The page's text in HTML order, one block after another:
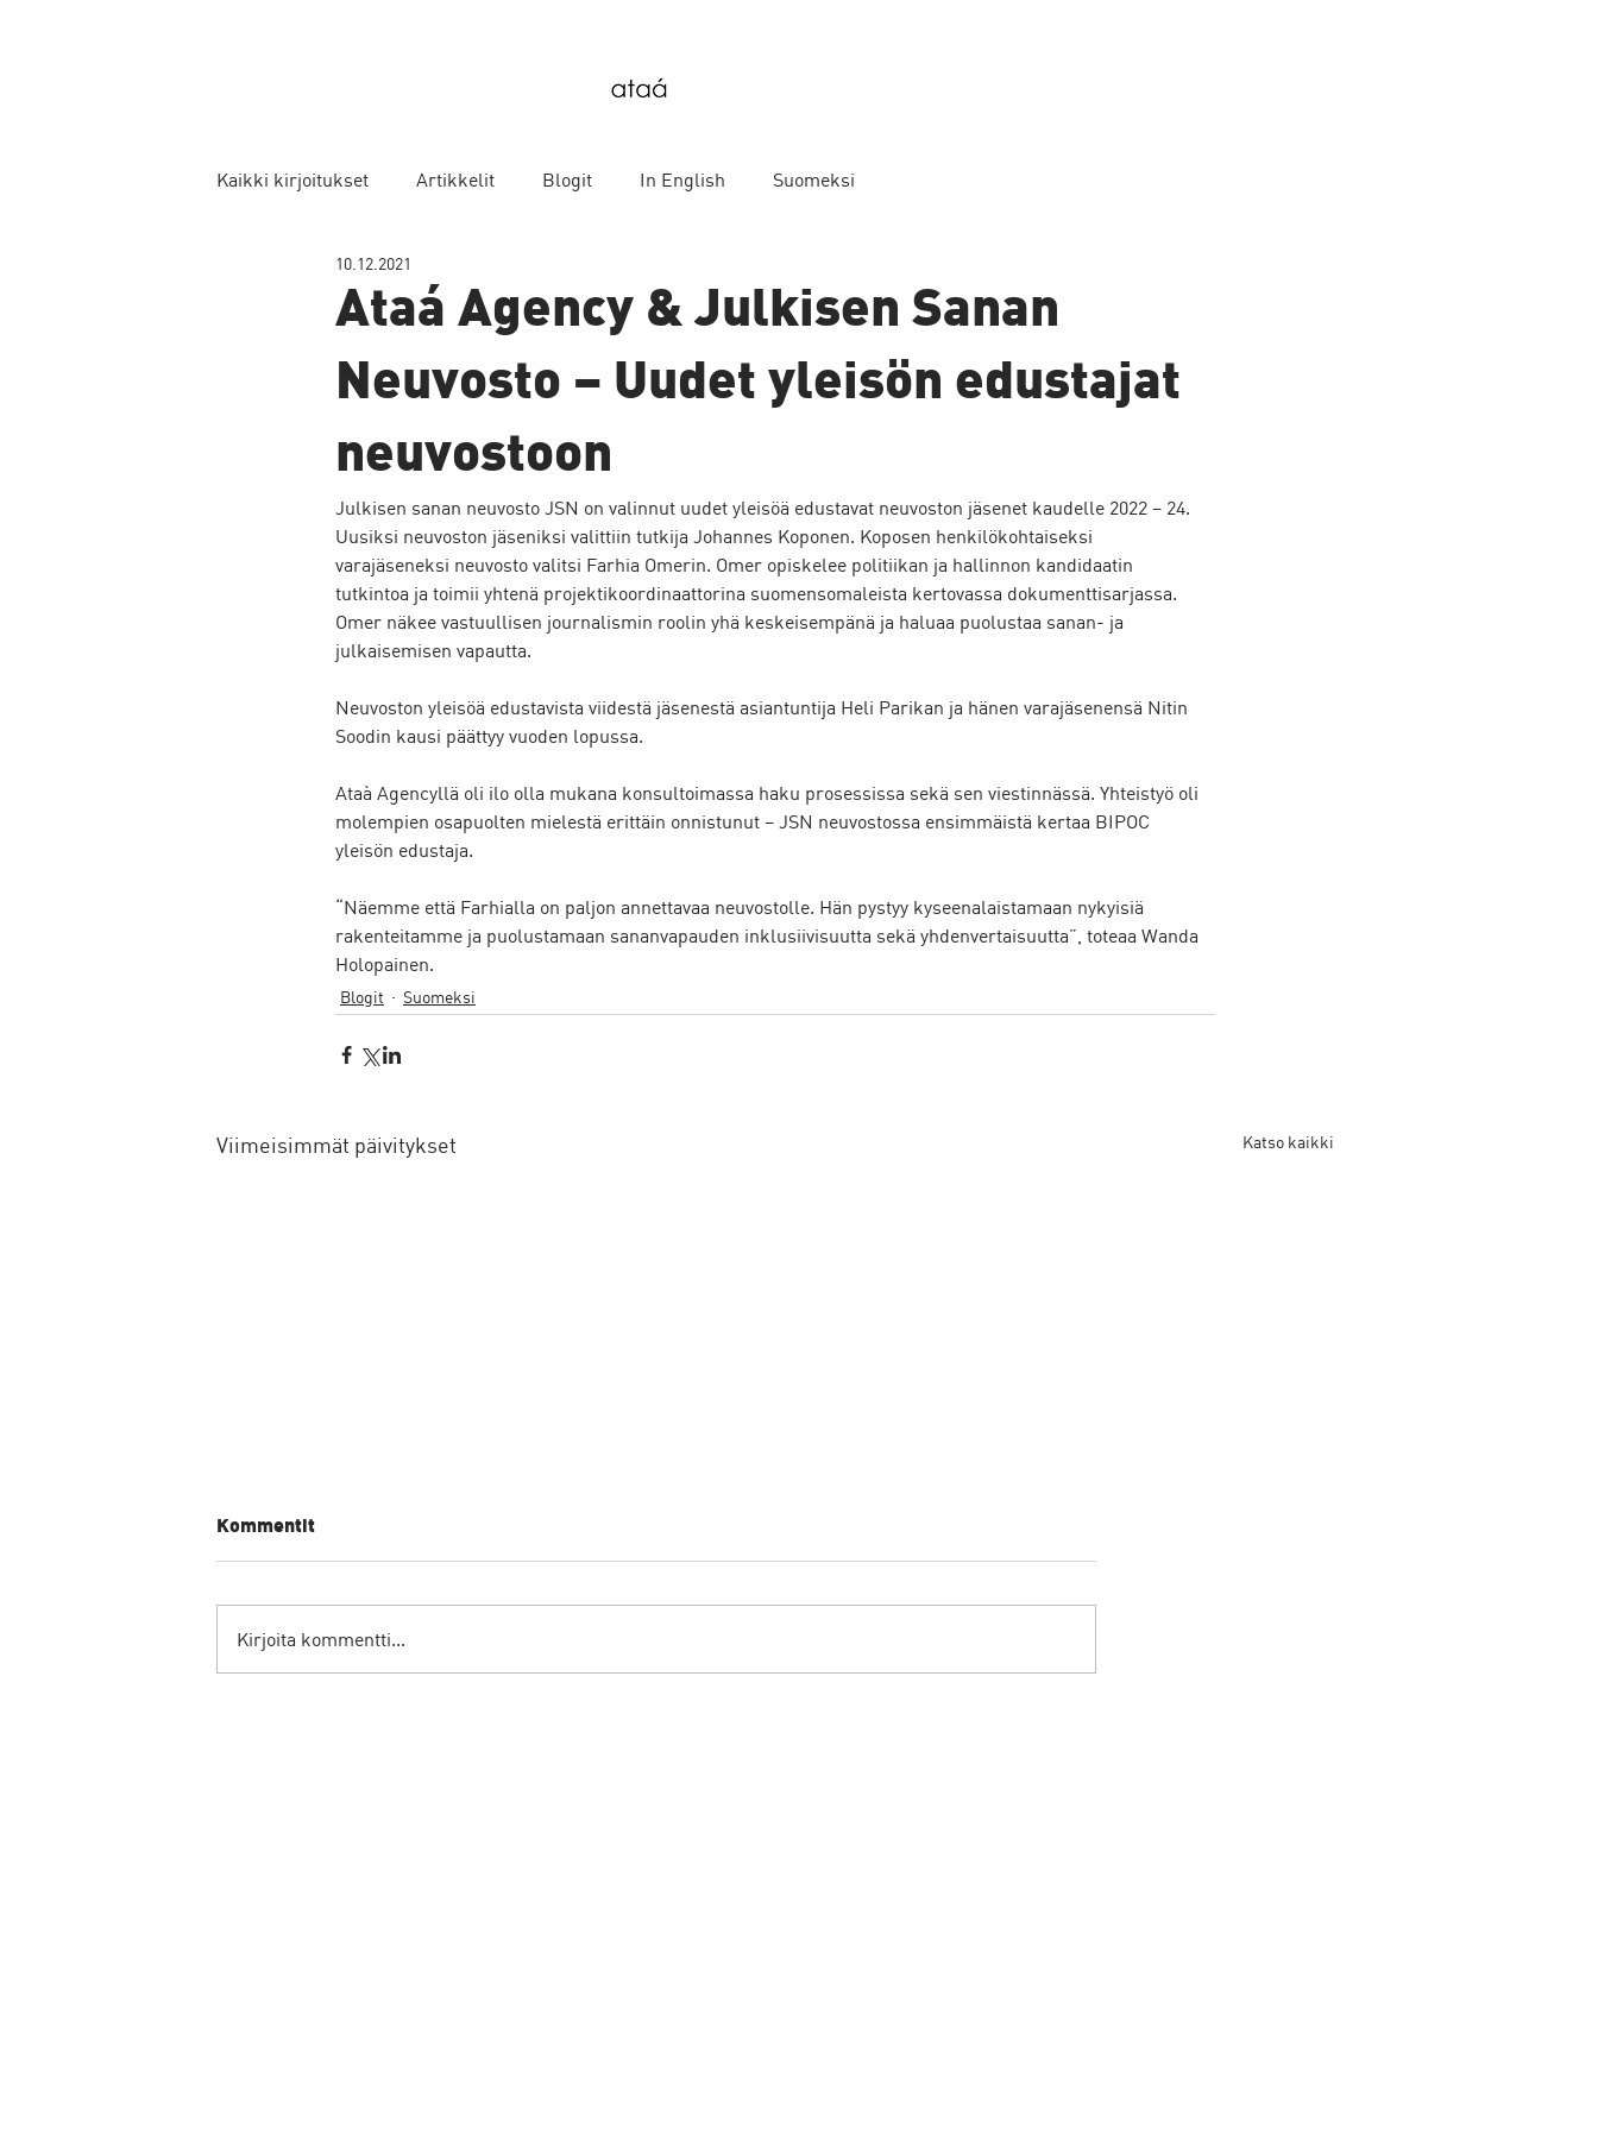
Kaikki kirjoitukset Artikkelit Blogit In English Suomeksi
Ataá Agency & Julkisen Sanan
Neuvosto – Uudet yleisön edustajat
neuvostoon
10.12.2021
Julkisen sanan neuvosto JSN on valinnut uudet yleisöä edustavat neuvoston jäsenet kaudelle 2022 – 24.
Uusiksi neuvoston jäseniksi valittiin tutkija Johannes Koponen. Koposen henkilökohtaiseksi
varajäseneksi neuvosto valitsi Farhia Omerin. Omer opiskelee politiikan ja hallinnon kandidaatin
tutkintoa ja toimii yhtenä projektikoordinaattorina suomensomaleista kertovassa dokumenttisarjassa.
Omer näkee vastuullisen journalismin roolin yhä keskeisempänä ja haluaa puolustaa sanan- ja
julkaisemisen vapautta.
Neuvoston yleisöä edustavista viidestä jäsenestä asiantuntija Heli Parikan ja hänen varajäsenensä Nitin
Soodin kausi päättyy vuoden lopussa.
Ataà Agencyllä oli ilo olla mukana konsultoimassa haku prosessissa sekä sen viestinnässä. Yhteistyö oli
molempien osapuolten mielestä erittäin onnistunut – JSN neuvostossa ensimmäistä kertaa BIPOC
yleisön edustaja.
“Näemme että Farhialla on paljon annettavaa neuvostolle. Hän pystyy kyseenalaistamaan nykyisiä
rakenteitamme ja puolustamaan sananvapauden inklusiivisuutta sekä yhdenvertaisuutta”, toteaa Wanda
Holopainen.
Blogit Suomeksi
Viimeisimmät päivitykset Katso kaikki
Kommentit
Kirjoita kommentti...